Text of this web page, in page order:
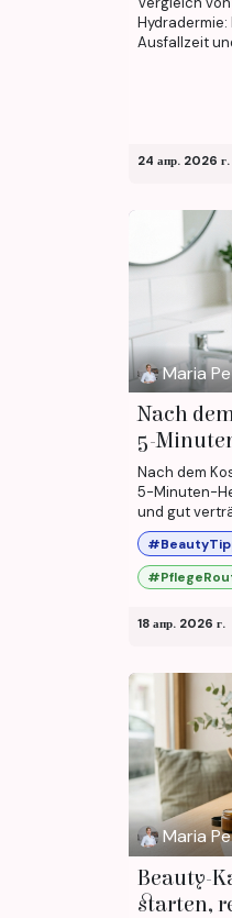
Ausfallzeit
24 апр. 2026 г.
Maria
Nach
5-
Nach dem
5-Minuten-
und gut
18 апр. 2026 г.
Maria
Beauty-
starten,